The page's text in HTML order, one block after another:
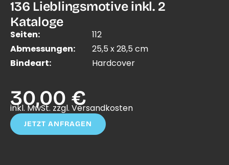
136 Lieblingsmotive inkl. 2
Kataloge
Seiten:
112
Abmessungen:
25,5 x 28,5 cm
Bindeart:
Hardcover
30,00 €
inkl. MwSt. zzgl. Versandkosten
JETZT ANFRAGEN